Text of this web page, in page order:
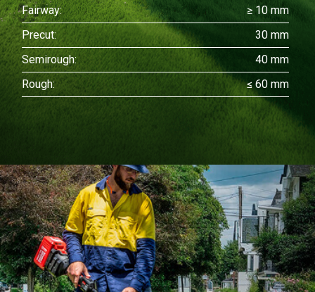
Fairway:
≥ 10 mm
Precut:
30 mm
Semirough:
40 mm
Rough:
≤ 60 mm